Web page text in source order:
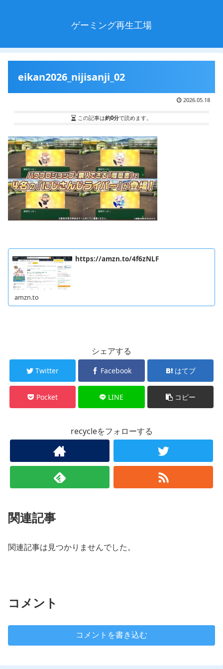
ゲーミング再生工場
eikan2026_nijisanji_02
2026.05.18
この記事は約0分で読めます。
https://amzn.to/4f6zNLF
amzn.to
シェアする
Twitter Facebook はてブ
Pocket LINE コピー
recycleをフォローする
関連記事
関連記事は見つかりませんでした。
コメント
コメントを書き込む